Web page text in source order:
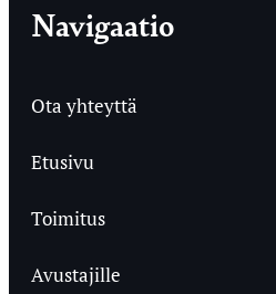
Navigaatio
Ota yhteyttä
Etusivu
Toimitus
Avustajille